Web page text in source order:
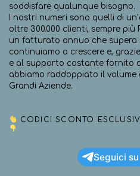
soddisfare qualunque bisogno.
I nostri numeri sono quelli di
oltre 300.000 clienti, sempre
un fatturato annuo che supera
continuiamo a crescere e,
e al supporto costante fornito
abbiamo raddoppiato il
Grandi Aziende.
CODICI SCONTO
Seguici